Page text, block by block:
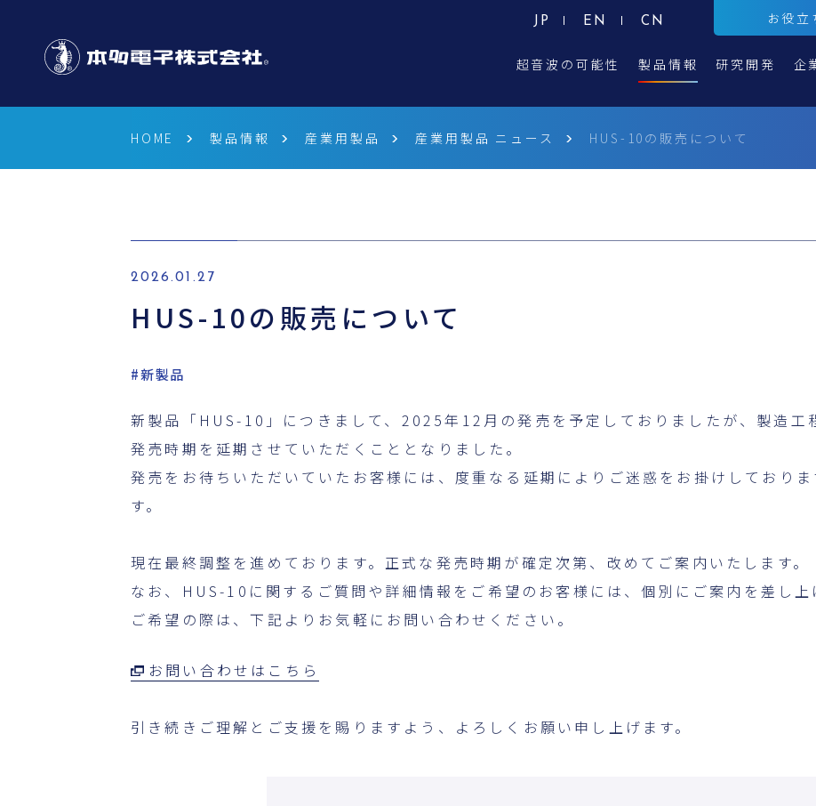
JP EN CN お役立
超音波の可能性 製品情報 研究開発 企
HOME 製品情報 産業用製品 産業用製品 ニュース HUS-10の販売について
2026.01.27
HUS-10の販売について
#新製品
新製品「HUS‑10」につきまして、2025年12月の発売を予定しておりましたが、製造工
発売時期を延期させていただくこととなりました。
発売をお待ちいただいていたお客様には、度重なる延期によりご迷惑をお掛けしており
す。
現在最終調整を進めております。正式な発売時期が確定次第、改めてご案内いたします。
なお、HUS‑10に関するご質問や詳細情報をご希望のお客様には、個別にご案内を差し上
ご希望の際は、下記よりお気軽にお問い合わせください。
お問い合わせはこちら
引き続きご理解とご支援を賜りますよう、よろしくお願い申し上げます。